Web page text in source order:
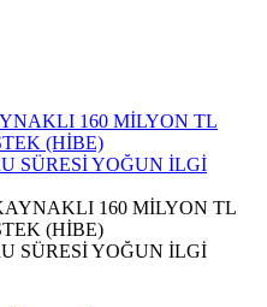
160 MİLYON TL
(HİBE)
SÜRESİ YOĞUN İLGİ